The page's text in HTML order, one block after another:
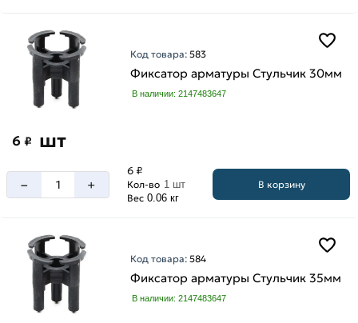
Код товара:583
Фиксатор арматуры Стульчик 30мм
В наличии: 2147483647
6 ₽ шт
– +
6 ₽
Кол-во 1 шт
Вес 0.06 кг
В корзину
Код товара:584
Фиксатор арматуры Стульчик 35мм
В наличии: 2147483647